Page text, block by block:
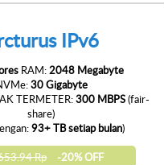
IPv6
RAM:2048 Megabyte
30 Gigabyte
TERMETER:300 MBPS(fair-
share)
93+ TB setiap bulan)
Rp
-20% OFF